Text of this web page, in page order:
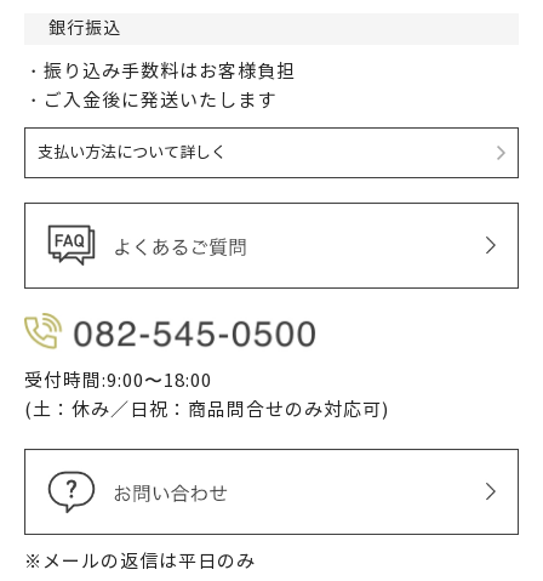
銀行振込
・振り込み手数料はお客様負担
・ご入金後に発送いたします
支払い方法について詳しく
受付時間:9:00〜18:00
(土：休み／日祝：商品問合せのみ対応可)
※メールの返信は平日のみ